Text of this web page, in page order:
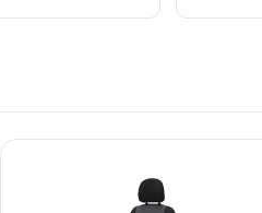
V